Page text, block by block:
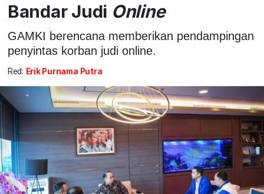
Bandar Judi Online
GAMKI berencana memberikan pendampingan
penyintas korban judi online.
Red: Erik Purnama Putra